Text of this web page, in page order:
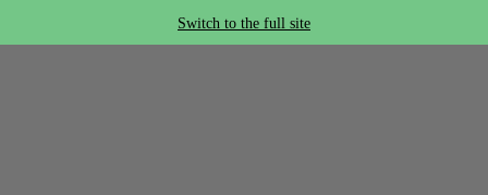
Switch to the full site